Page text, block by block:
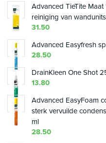
Advanced TieTite
reiniging van wandunits
31.50
Advanced Easyfresh
28.50
DrainKleen One Shot
13.80
Advanced EasyFoam
sterk vervuilde
ml
28.50